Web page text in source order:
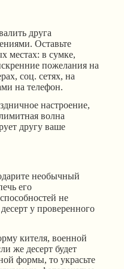
друга
Оставьте
местах: в сумке,
пожелания на
соц. сетях, на
на телефон.
настроение,
волна
другу ваше
необычный
его
не
у проверенного
кителя, военной
же десерт будет
формы, то украсьте